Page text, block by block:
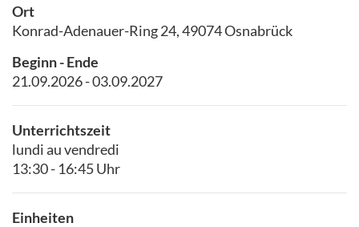
Ort
Konrad-Adenauer-Ring 24, 49074 Osnabrück
Beginn - Ende
21.09.2026 - 03.09.2027
Unterrichtszeit
lundi au vendredi
13:30 - 16:45 Uhr
Einheiten